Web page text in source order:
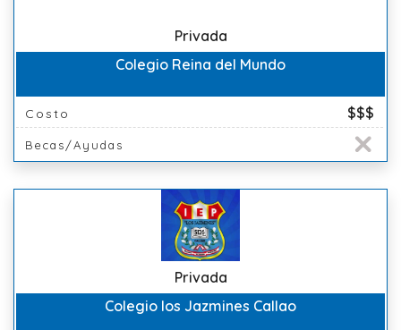
Privada
Colegio Reina del Mundo
Costo $$$
Becas/Ayudas
Privada
Colegio los Jazmines Callao